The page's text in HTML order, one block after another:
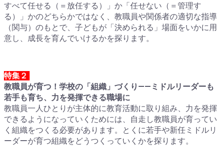
すべて任せる（＝放任する）」か「任せない（＝管理す
る）」かのどちらかではなく、教職員や関係者の適切な指導
（関与）のもとで、子どもが「決められる」場面をいかに用
意し、成長を育んでいけるかを探ります。
特集２
教職員が育つ！学校の「組織」づくり ――ミドルリーダーも
若手も育ち、力を発揮できる職場に
教職員一人ひとりが主体的に教育活動に取り組み、力を発揮
できるようになっていくためには、自走し教職員が育ってい
く組織をつくる必要があります。とくに若手や新任ミドルリ
ーダーが育つ組織をどうつくっていくかを探ります。